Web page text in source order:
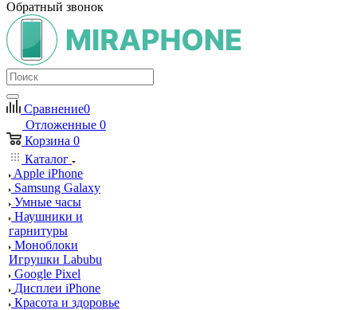
Обратный звонок
Сравнение0
Отложенные 0
Корзина 0
Каталог
Apple iPhone
Samsung Galaxy
Умные часы
Наушники и
гарнитуры
Моноблоки
Игрушки Labubu
Google Pixel
Дисплеи iPhone
Красота и здоровье